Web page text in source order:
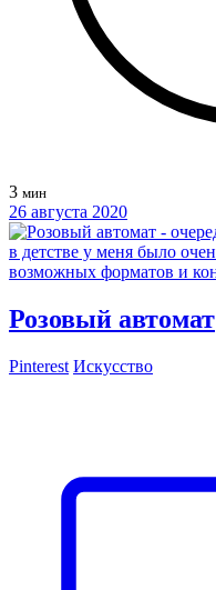
3 мин
26 августа 2020
Розовый автомат
Pinterest Искусство